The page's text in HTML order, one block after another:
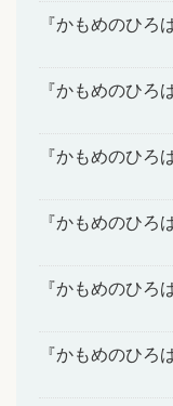
『かもめのひ
『かもめのひ
『かもめのひ
『かもめのひ
『かもめのひ
『かもめのひ